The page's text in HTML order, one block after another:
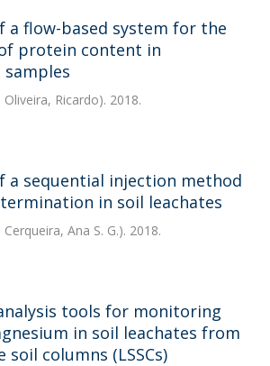
a flow-based system for the
protein content in
Oliveira, Ricardo). 2018.
a sequential injection method
in soil leachates
Cerqueira, Ana S. G.). 2018.
tools for monitoring
in soil leachates from
columns (LSSCs)